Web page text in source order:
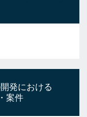
発における
案件